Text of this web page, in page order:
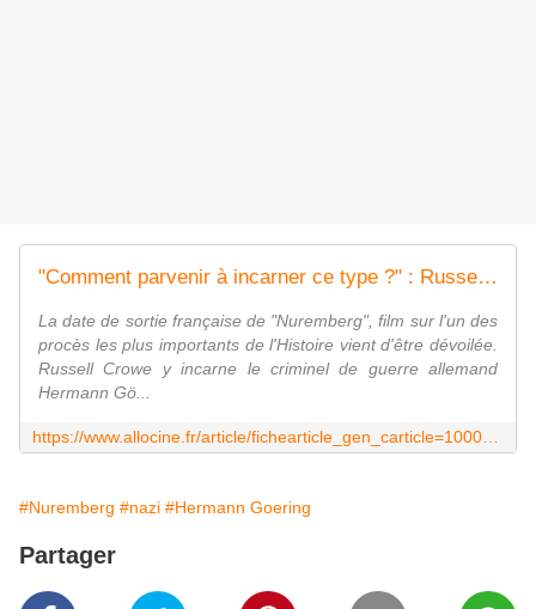
"Comment parvenir à incarner ce type ?" : Russell Crowe relève un gros défi dans ce film historique dont voici enfin la date de sortie française !
La date de sortie française de "Nuremberg", film sur l'un des
procès les plus importants de l'Histoire vient d'être dévoilée.
Russell Crowe y incarne le criminel de guerre allemand
Hermann Gö...
#Nuremberg #nazi #Hermann Goering
Partager